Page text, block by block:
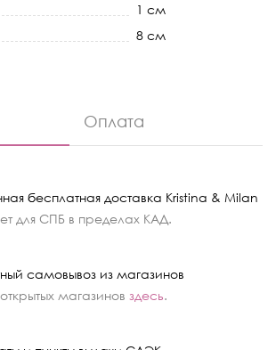
1 см
8 см
Оплата
бесплатная доставка Kristina & Milan
для СПБ в пределах КАД.
самовывоз из магазинов
магазинов здесь.